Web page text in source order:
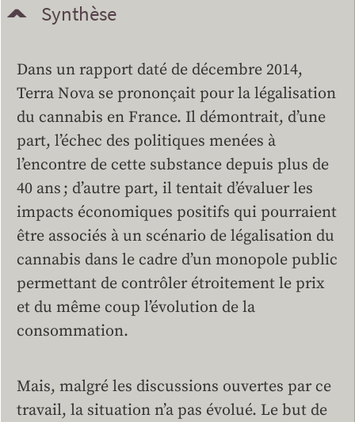
Synthèse
Dans un rapport daté de décembre 2014,
Terra Nova se prononçait pour la légalisation
du cannabis en France. Il démontrait, d’une
part, l’échec des politiques menées à
l’encontre de cette substance depuis plus de
40 ans ; d’autre part, il tentait d’évaluer les
impacts économiques positifs qui pourraient
être associés à un scénario de légalisation du
cannabis dans le cadre d’un monopole public
permettant de contrôler étroitement le prix
et du même coup l’évolution de la
consommation.
Mais, malgré les discussions ouvertes par ce
travail, la situation n’a pas évolué. Le but de